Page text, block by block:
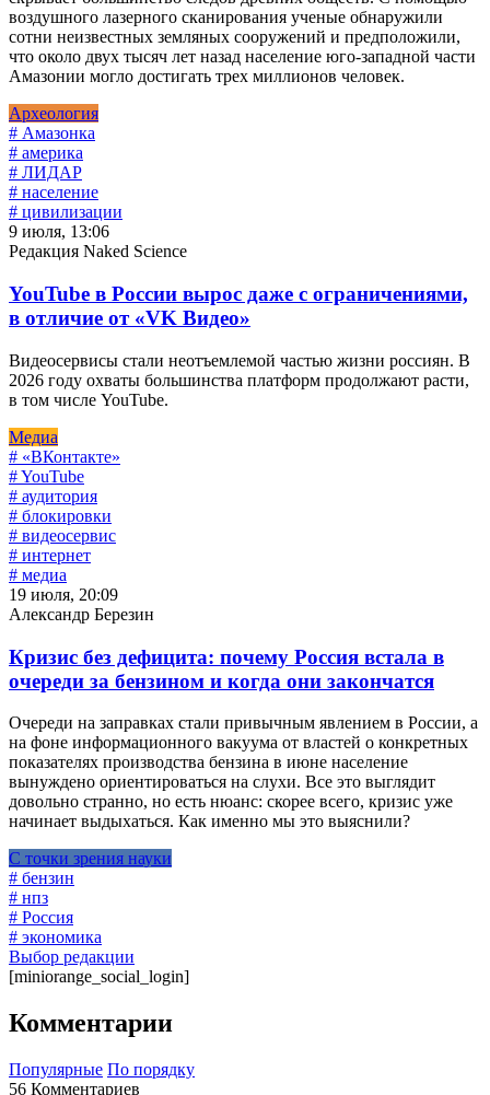
воздушного лазерного сканирования ученые обнаружили
сотни неизвестных земляных сооружений и предположили,
что около двух тысяч лет назад население юго-западной части
Амазонии могло достигать трех миллионов человек.
Археология
# Амазонка
# америка
# ЛИДАР
# население
# цивилизации
9 июля, 13:06
Редакция Naked Science
YouTube в России вырос даже с ограничениями,
в отличие от «VK Видео»
Видеосервисы стали неотъемлемой частью жизни россиян. В
2026 году охваты большинства платформ продолжают расти,
в том числе YouTube.
Медиа
# «ВКонтакте»
# YouTube
# аудитория
# блокировки
# видеосервис
# интернет
# медиа
19 июля, 20:09
Александр Березин
Кризис без дефицита: почему Россия встала в
очереди за бензином и когда они закончатся
Очереди на заправках стали привычным явлением в России, а
на фоне информационного вакуума от властей о конкретных
показателях производства бензина в июне население
вынуждено ориентироваться на слухи. Все это выглядит
довольно странно, но есть нюанс: скорее всего, кризис уже
начинает выдыхаться. Как именно мы это выяснили?
С точки зрения науки
# бензин
# нпз
# Россия
# экономика
Выбор редакции
[miniorange_social_login]
Комментарии
Популярные По порядку
56 Комментариев